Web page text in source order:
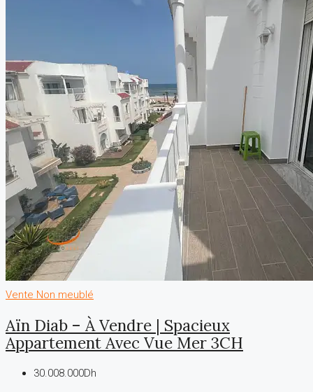
Vente Non meublé
Aïn Diab – À Vendre | Spacieux
Appartement Avec Vue Mer 3CH
30.008.000Dh